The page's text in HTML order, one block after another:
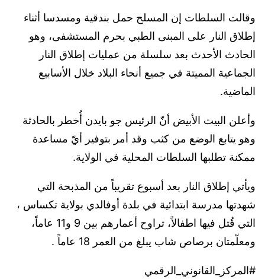
وقالت السلطات إن المسلح حمل بندقية ومسدسا أثناء
إطلاق النار على المبنى الطبي بحرم المستشفى، وهو
الحادث الأحدث بعد سلسلة من عمليات إطلاق النار
الجماعية المميتة في جميع أنحاء البلاد خلال الأسابيع
الماضية.
وأعلن البيت الأبيض أنّ الرئيس جو بايدن أُخطر بالحادثة
وهو يتابع الوضع من كثب وقد أمر بتوفير أيّ مساعدة
ممكنة تطلبها السلطات المحلية في الولاية.
ويأتي إطلاق النار بعد أسبوع تقريباً من المذبحة التي
شهدتها مدرسة ابتدائية في بلدة أوفالدي بولاية تكساس ،
التي قُتل فيها اطفالاً، تراوح أعمارهم بين 9 و11 عاماً،
ومعلّمتان برصاص شاب يبلغ من العمر 18 عاماً .
#المركز_القانوني_الرقمي